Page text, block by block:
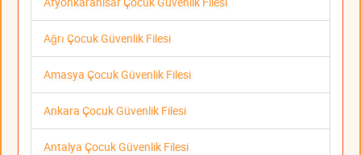
Ağrı Çocuk Güvenlik Filesi
Amasya Çocuk Güvenlik Filesi
Ankara Çocuk Güvenlik Filesi
Antalya Çocuk Güvenlik Filesi